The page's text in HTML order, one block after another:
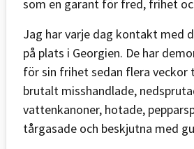
som en garant för fred, frihet
Jag har varje dag kontakt med
på plats i Georgien. De har
för sin frihet sedan flera veckor
brutalt misshandlade,
vattenkanoner, hotade,
tårgasade och beskjutna med